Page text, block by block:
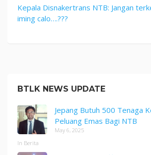
Kepala Disnakertrans NTB: Jangan
iming calo….???
BTLK NEWS UPDATE
Jepang Butuh 500 Tenaga
Peluang Emas Bagi NTB
May 6, 2025
In Berita